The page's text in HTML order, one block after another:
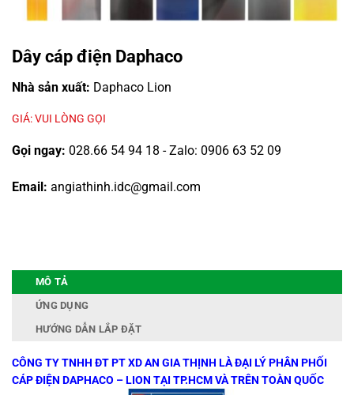
Dây cáp điện Daphaco
Nhà sản xuất: Daphaco Lion
GIÁ: VUI LÒNG GỌI
Gọi ngay: 028.66 54 94 18 - Zalo: 0906 63 52 09
Email: angiathinh.idc@gmail.com
MÔ TẢ
ỨNG DỤNG
HƯỚNG DẪN LẮP ĐẶT
CÔNG TY TNHH ĐT PT XD AN GIA THỊNH LÀ ĐẠI LÝ PHÂN PHỐI
CÁP ĐIỆN DAPHACO – LION TẠI TP.HCM VÀ TRÊN TOÀN QUỐC